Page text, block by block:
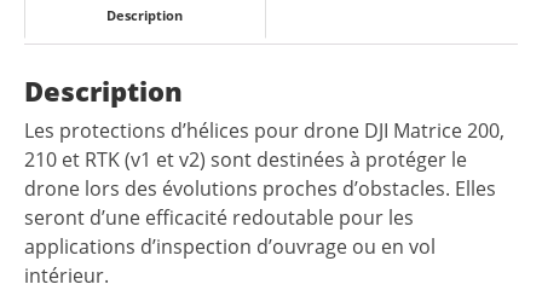
Description
Description
Les protections d’hélices pour drone DJI Matrice 200,
210 et RTK (v1 et v2) sont destinées à protéger le
drone lors des évolutions proches d’obstacles. Elles
seront d’une efficacité redoutable pour les
applications d’inspection d’ouvrage ou en vol
intérieur.